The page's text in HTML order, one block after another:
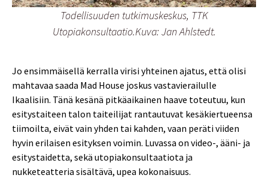
Todellisuuden tutkimuskeskus, TTK
Utopiakonsultaatio.Kuva: Jan Ahlstedt.
Jo ensimmäisellä kerralla virisi yhteinen ajatus, että olisi
mahtavaa saada Mad House joskus vastavierailulle
Ikaalisiin. Tänä kesänä pitkäaikainen haave toteutuu, kun
esitystaiteen talon taiteilijat rantautuvat kesäkiertueensa
tiimoilta, eivät vain yhden tai kahden, vaan peräti viiden
hyvin erilaisen esityksen voimin. Luvassa on video-, ääni- ja
esitystaidetta, sekä utopiakonsultaatiota ja
nukketeatteria sisältävä, upea kokonaisuus.